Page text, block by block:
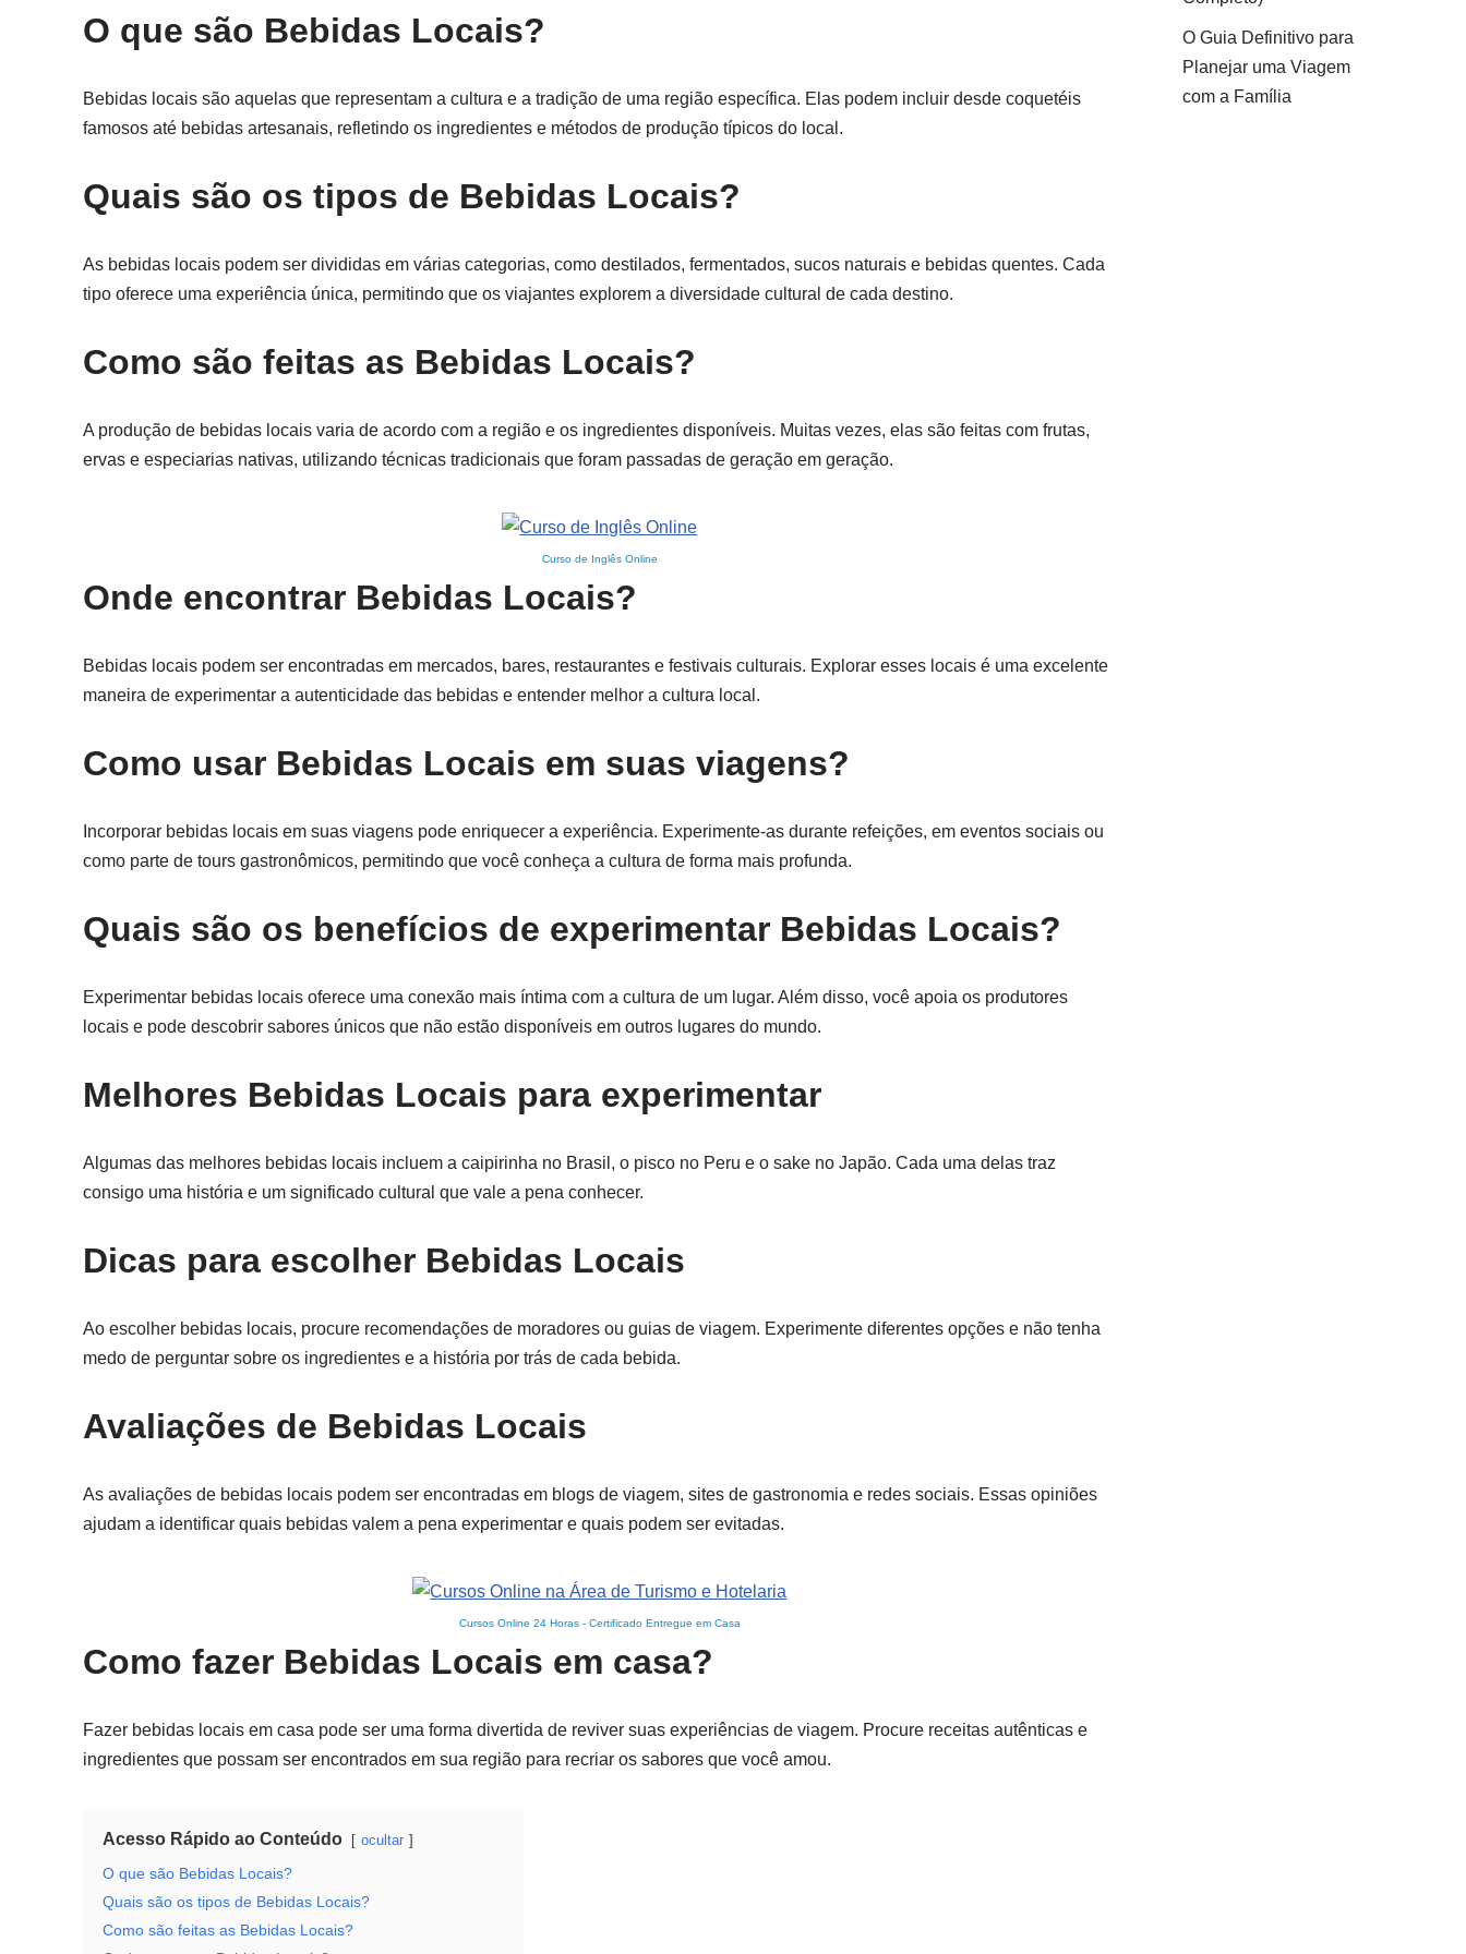
O que são Bebidas Locais?
Bebidas locais são aquelas que representam a cultura e a tradição de uma região específica. Elas podem incluir desde coquetéis
famosos até bebidas artesanais, refletindo os ingredientes e métodos de produção típicos do local.
Quais são os tipos de Bebidas Locais?
As bebidas locais podem ser divididas em várias categorias, como destilados, fermentados, sucos naturais e bebidas quentes. Cada
tipo oferece uma experiência única, permitindo que os viajantes explorem a diversidade cultural de cada destino.
Como são feitas as Bebidas Locais?
A produção de bebidas locais varia de acordo com a região e os ingredientes disponíveis. Muitas vezes, elas são feitas com frutas,
ervas e especiarias nativas, utilizando técnicas tradicionais que foram passadas de geração em geração.
Curso de Inglês Online
Onde encontrar Bebidas Locais?
Bebidas locais podem ser encontradas em mercados, bares, restaurantes e festivais culturais. Explorar esses locais é uma excelente
maneira de experimentar a autenticidade das bebidas e entender melhor a cultura local.
Como usar Bebidas Locais em suas viagens?
Incorporar bebidas locais em suas viagens pode enriquecer a experiência. Experimente-as durante refeições, em eventos sociais ou
como parte de tours gastronômicos, permitindo que você conheça a cultura de forma mais profunda.
Quais são os benefícios de experimentar Bebidas Locais?
Experimentar bebidas locais oferece uma conexão mais íntima com a cultura de um lugar. Além disso, você apoia os produtores
locais e pode descobrir sabores únicos que não estão disponíveis em outros lugares do mundo.
Melhores Bebidas Locais para experimentar
Algumas das melhores bebidas locais incluem a caipirinha no Brasil, o pisco no Peru e o sake no Japão. Cada uma delas traz
consigo uma história e um significado cultural que vale a pena conhecer.
Dicas para escolher Bebidas Locais
Ao escolher bebidas locais, procure recomendações de moradores ou guias de viagem. Experimente diferentes opções e não tenha
medo de perguntar sobre os ingredientes e a história por trás de cada bebida.
Avaliações de Bebidas Locais
As avaliações de bebidas locais podem ser encontradas em blogs de viagem, sites de gastronomia e redes sociais. Essas opiniões
ajudam a identificar quais bebidas valem a pena experimentar e quais podem ser evitadas.
Cursos Online 24 Horas- Certificado Entregue em Casa
Como fazer Bebidas Locais em casa?
Fazer bebidas locais em casa pode ser uma forma divertida de reviver suas experiências de viagem. Procure receitas autênticas e
ingredientes que possam ser encontrados em sua região para recriar os sabores que você amou.
Acesso Rápido ao Conteúdo ocultar
O que são Bebidas Locais?
Quais são os tipos de Bebidas Locais?
Como são feitas as Bebidas Locais?
O Guia Definitivo para
Planejar uma Viagem
com a Família